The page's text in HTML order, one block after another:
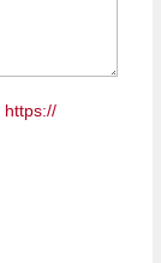
https://